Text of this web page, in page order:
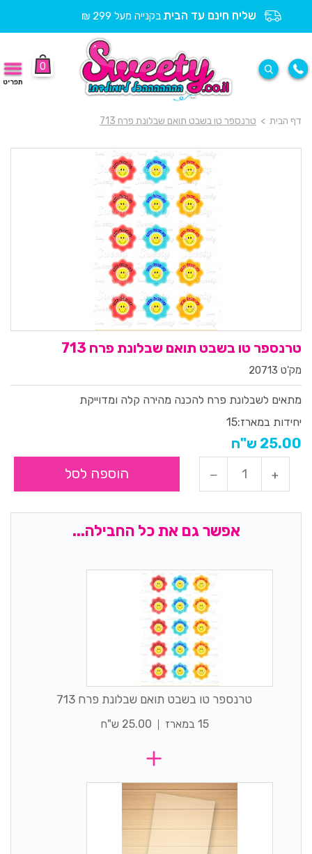
שליח חינם עד הבית בקנייה מעל 299 ₪
0
תפריט
דף הבית > טרנספר טו בשבט תואם שבלונת פרח 713
טרנספר טו בשבט תואם שבלונת פרח 713
מק'ט 20713
מתאים לשבלונת פרח להכנה מהירה קלה ומדוייקת
יחידות במארז:15
25.00 ש"ח
הוספה לסל
אפשר גם את כל החבילה...
טרנספר טו בשבט תואם שבלונת פרח 713
15 במארז 25.00 ש"ח